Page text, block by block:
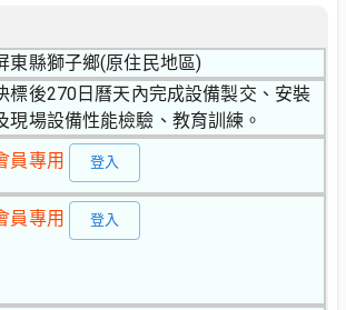
東縣獅子鄉(原住民地區)
標後270日曆天內完成設備製交、安裝
現場設備性能檢驗、教育訓練。
員專用 登入
員專用 登入